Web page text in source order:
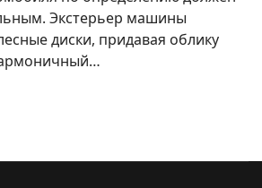
Экстерьер машины
диски, придавая облику